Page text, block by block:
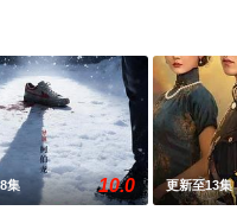
集 10.0 更新至13集